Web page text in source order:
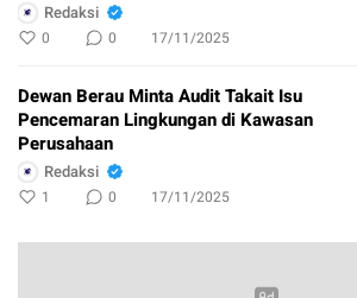
Redaksi
0 0 17/11/2025
Dewan Berau Minta Audit Takait Isu
Pencemaran Lingkungan di Kawasan
Perusahaan
Redaksi
1 0 17/11/2025